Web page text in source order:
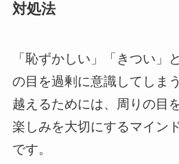
対処法
「恥ずかしい」「きつい」
の目を過剰に意識してしま
越えるためには、周りの目
楽しみを大切にするマイン
です。